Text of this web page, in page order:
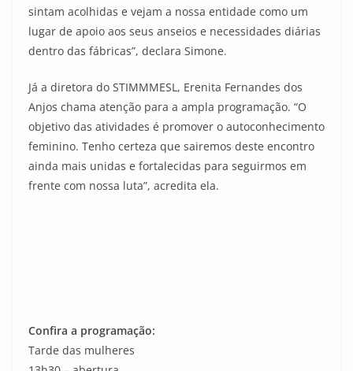
sintam acolhidas e vejam a nossa entidade como um
lugar de apoio aos seus anseios e necessidades diárias
dentro das fábricas”, declara Simone.
Já a diretora do STIMMMESL, Erenita Fernandes dos
Anjos chama atenção para a ampla programação. “O
objetivo das atividades é promover o autoconhecimento
feminino. Tenho certeza que sairemos deste encontro
ainda mais unidas e fortalecidas para seguirmos em
frente com nossa luta”, acredita ela.
Confira a programação:
Tarde das mulheres